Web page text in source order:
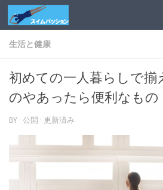
Skip to content
生活と健康
初めての一人暮らしで揃
のやあったら便利なもの
BY · 公開 · 更新済み